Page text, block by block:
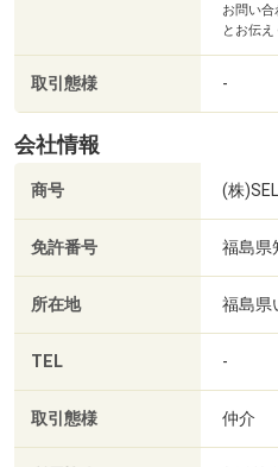
・写真撮影(スマホ・カメラ)OK
※鍵の手配が必要な場合がご
ご案内がスムーズです
◆ ご予約方法 ◆
【資料請求(無料)】 【電
【ネットで見学予約】 から
ご希望の日にち・時間帯の指
「何から始めたらいいかわから
お問い合
とお伝え
取引態様 -
会社情報
商号 (株
免許番号 福島県
所在地 福島県
TEL -
取引態様 仲介